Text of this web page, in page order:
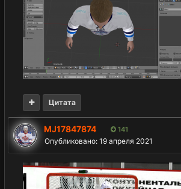
Цитата
MJ17847874 141
Опубликовано: 19 апреля 2021